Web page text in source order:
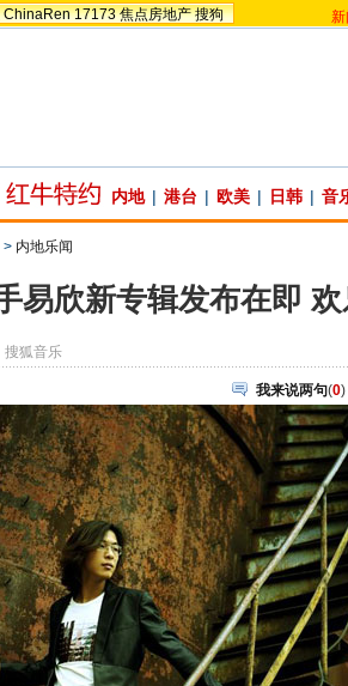
ChinaRen 17173 焦点房地产 搜狗 新
内地 | 港台 | 欧美 | 日韩 | 音
> 内地乐闻
易欣新专辑发布在即
搜狐音乐
我来说两句(0)